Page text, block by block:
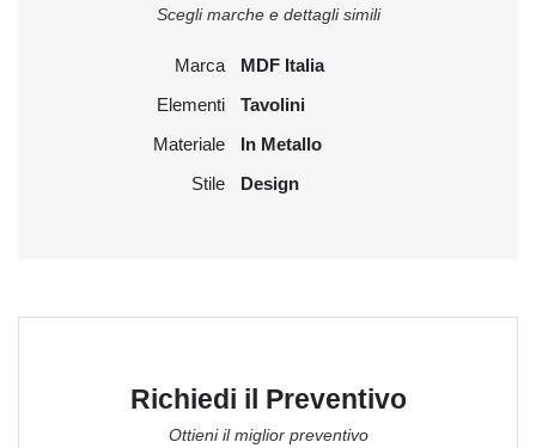
Richiedi il Preventivo
Ottieni il miglior preventivo
Scegli marche e dettagli simili
Marca MDF Italia
Elementi Tavolini
Materiale In Metallo
Stile Design